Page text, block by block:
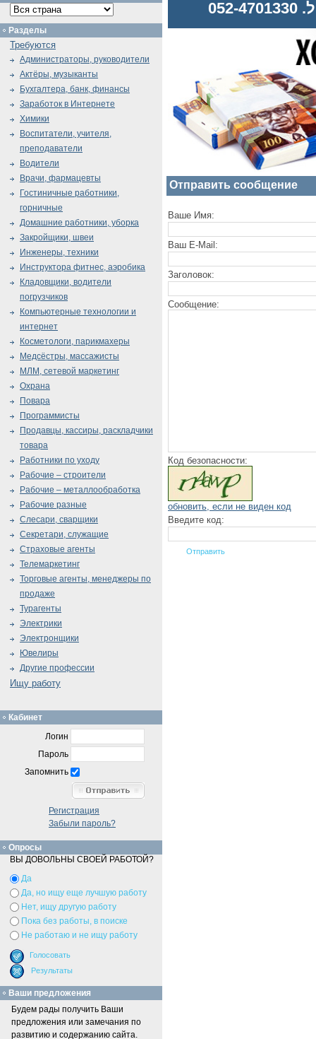
Отправить сообщение
Ваше Имя:
Ваш E-Mail:
Заголовок:
Сообщение:
Код безопасности:
обновить, если не виден код
Введите код:
Разделы
Требуются
Администраторы, руководители
Актёры, музыканты
Бухгалтера, банк, финансы
Заработок в Интернете
Химики
Воспитатели, учителя,
преподаватели
Водители
Врачи, фармацевты
Гостиничные работники,
горничные
Домашние работники, уборка
Закройщики, швеи
Инженеры, техники
Инструктора фитнес, аэробика
Кладовщики, водители
погрузчиков
Компьютерные технологии и
интернет
Косметологи, парикмахеры
Медсёстры, массажисты
МЛМ, сетевой маркетинг
Охрана
Повара
Программисты
Продавцы, кассиры, раскладчики
товара
Работники по уходу
Рабочие – строители
Рабочие – металлообработка
Рабочие разные
Слесари, сварщики
Секретари, служащие
Страховые агенты
Телемаркетинг
Торговые агенты, менеджеры по
продаже
Турагенты
Электрики
Электронщики
Ювелиры
Другие профессии
Ищу работу
Кабинет
Логин
Пароль
Запомнить
Регистрация
Забыли пароль?
Опросы
ВЫ ДОВОЛЬНЫ СВОЕЙ РАБОТОЙ?
Да
Да, но ищу еще лучшую работу
Нет, ищу другую работу
Пока без работы, в поиске
Не работаю и не ищу работу
Ваши предложения
Будем рады получить Ваши
предложения или замечания по
развитию и содержанию сайта.